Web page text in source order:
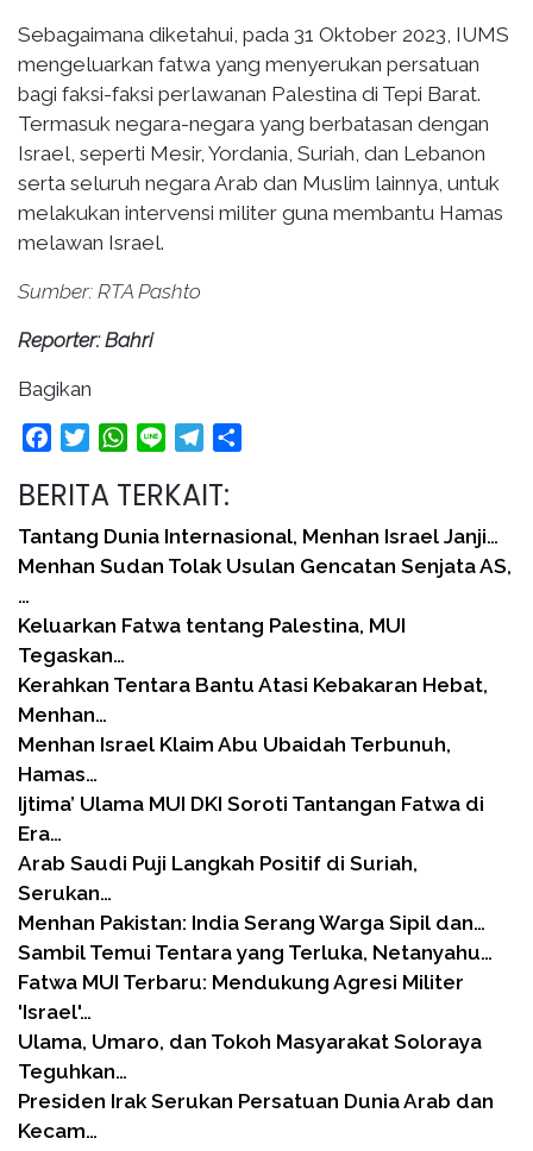
Sebagaimana diketahui, pada 31 Oktober 2023, IUMS
mengeluarkan fatwa yang menyerukan persatuan
bagi faksi-faksi perlawanan Palestina di Tepi Barat.
Termasuk negara-negara yang berbatasan dengan
Israel, seperti Mesir, Yordania, Suriah, dan Lebanon
serta seluruh negara Arab dan Muslim lainnya, untuk
melakukan intervensi militer guna membantu Hamas
melawan Israel.
Sumber: RTA Pashto
Reporter: Bahri
Bagikan
FacebookTwitterWhatsApp
Line Telegram
BERITA TERKAIT:
Tantang Dunia Internasional, Menhan Israel Janji…
Menhan Sudan Tolak Usulan Gencatan Senjata AS,
…
Keluarkan Fatwa tentang Palestina, MUI
Tegaskan…
Kerahkan Tentara Bantu Atasi Kebakaran Hebat,
Menhan…
Menhan Israel Klaim Abu Ubaidah Terbunuh,
Hamas…
Ijtima’ Ulama MUI DKI Soroti Tantangan Fatwa di
Era…
Arab Saudi Puji Langkah Positif di Suriah,
Serukan…
Menhan Pakistan: India Serang Warga Sipil dan…
Sambil Temui Tentara yang Terluka, Netanyahu…
Fatwa MUI Terbaru: Mendukung Agresi Militer
'Israel'…
Ulama, Umaro, dan Tokoh Masyarakat Soloraya
Teguhkan…
Presiden Irak Serukan Persatuan Dunia Arab dan
Kecam…